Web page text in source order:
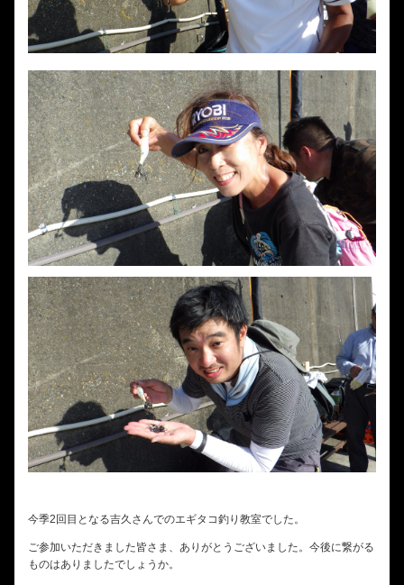
今季2回目となる吉久さんでのエギタコ釣り教室でした。
ご参加いただきました皆さま、ありがとうございました。今後に繋がる
ものはありましたでしょうか。